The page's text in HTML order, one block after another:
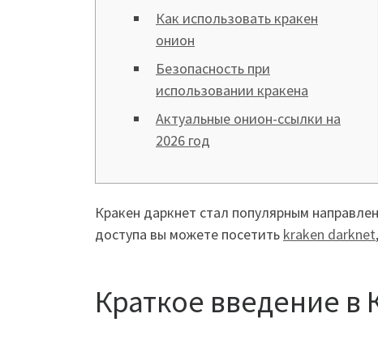
Как использовать кракен
онион
Безопасность при
использовании кракена
Актуальные онион-ссылки на
2026 год
Кракен даркнет стал популярным
доступа вы можете посетить kraken darknet
Краткое введение в